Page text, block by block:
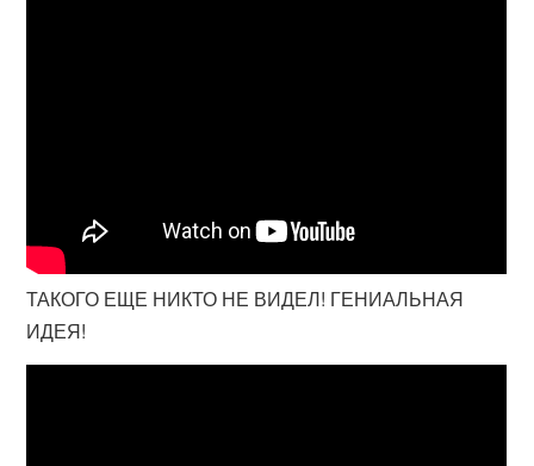
ТАКОГО ЕЩЕ НИКТО НЕ ВИДЕЛ! ГЕНИАЛЬНАЯ
ИДЕЯ!